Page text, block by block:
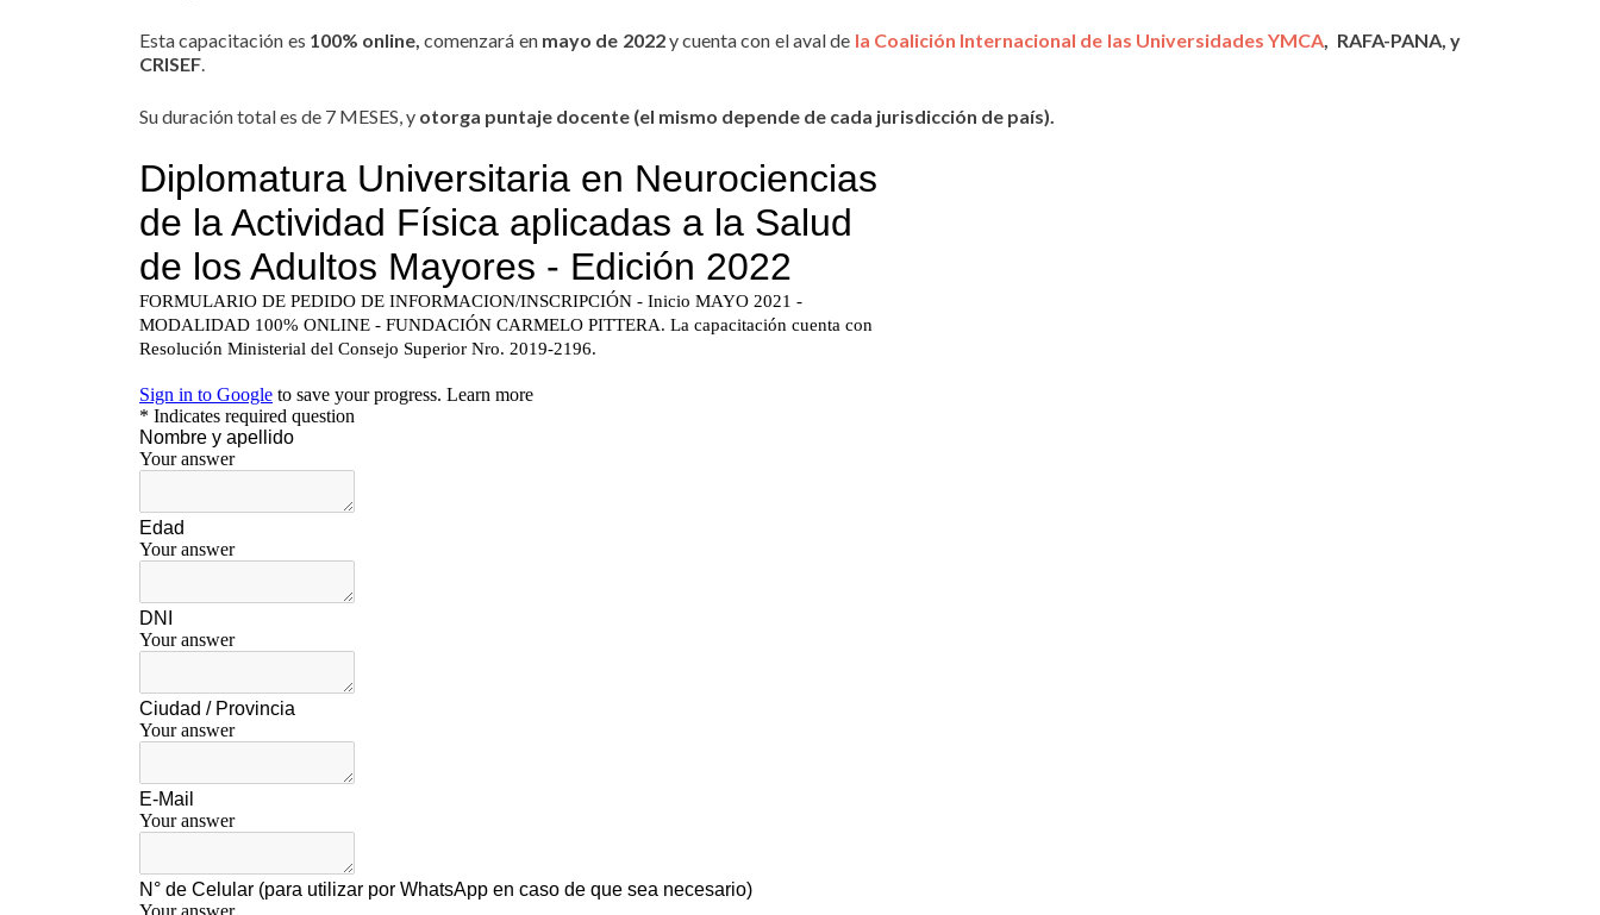
Esta capacitación es 100% online, comenzará enmayo de 2022y cuenta con el aval de la Coalición Internacional de las Universidades YMCA, RAFA-PANA, y
CRISEF.
Su duración total es de 7 MESES, y otorga puntaje docente (el mismo depende de cada jurisdicción de país).